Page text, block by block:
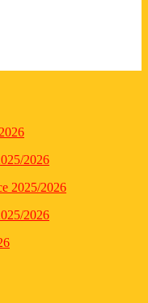
2026
2025/2026
2026